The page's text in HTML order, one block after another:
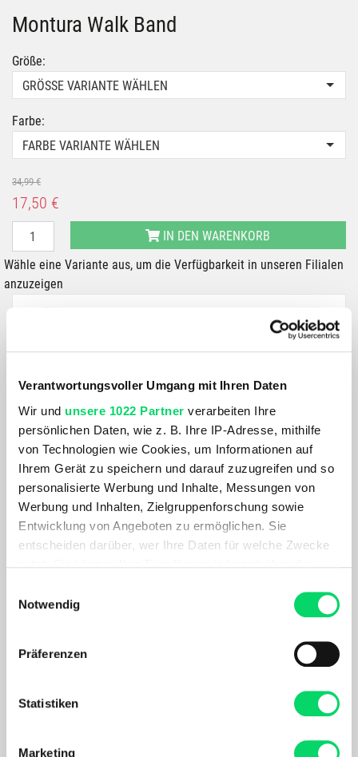
Verantwortungsvoller Umgang mit Ihren Daten
Wir und unsere 1022 Partner verarbeiten Ihre
persönlichen Daten, wie z. B. Ihre IP-Adresse, mithilfe
von Technologien wie Cookies, um Informationen auf
Ihrem Gerät zu speichern und darauf zuzugreifen und so
personalisierte Werbung und Inhalte, Messungen von
Werbung und Inhalten, Zielgruppenforschung sowie
Entwicklung von Angeboten zu ermöglichen. Sie
entscheiden darüber, wer Ihre Daten für welche Zwecke
Trigger Symbol ändern oder widerrufen
Informationen über Ihre geografische Lage
können
bestimmten Merkmalen (Fingerprinting) identifizieren
Notwendig
Präferenzen
Statistiken
Marketing
Montura Walk Band
Größe:
GRÖSSE VARIANTE WÄHLEN
Farbe:
FARBE VARIANTE WÄHLEN
34,99 €
17,50 €
IN DEN WARENKORB
Wähle eine Variante aus, um die Verfügbarkeit in unseren Filialen
anzuzeigen
BESCHREIBUNG
Ideales Kleidungsstück bei vielen Outdoor- und
Freizeitaktivitäten.
PRODUKTDETAILS
AKTUELL BELIEBT